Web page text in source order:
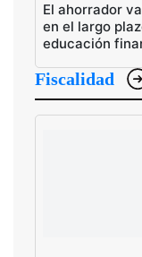
El ahorrador
en el largo
educación
Fiscalidad